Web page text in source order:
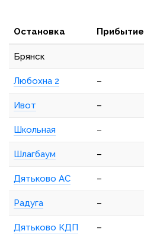
Остановка Прибытие
Брянск
Любохна 2 –
Ивот –
Школьная –
Шлагбаум –
Дятьково АС –
Радуга –
Дятьково КДП –